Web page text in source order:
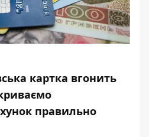
картка вгонить
правильно